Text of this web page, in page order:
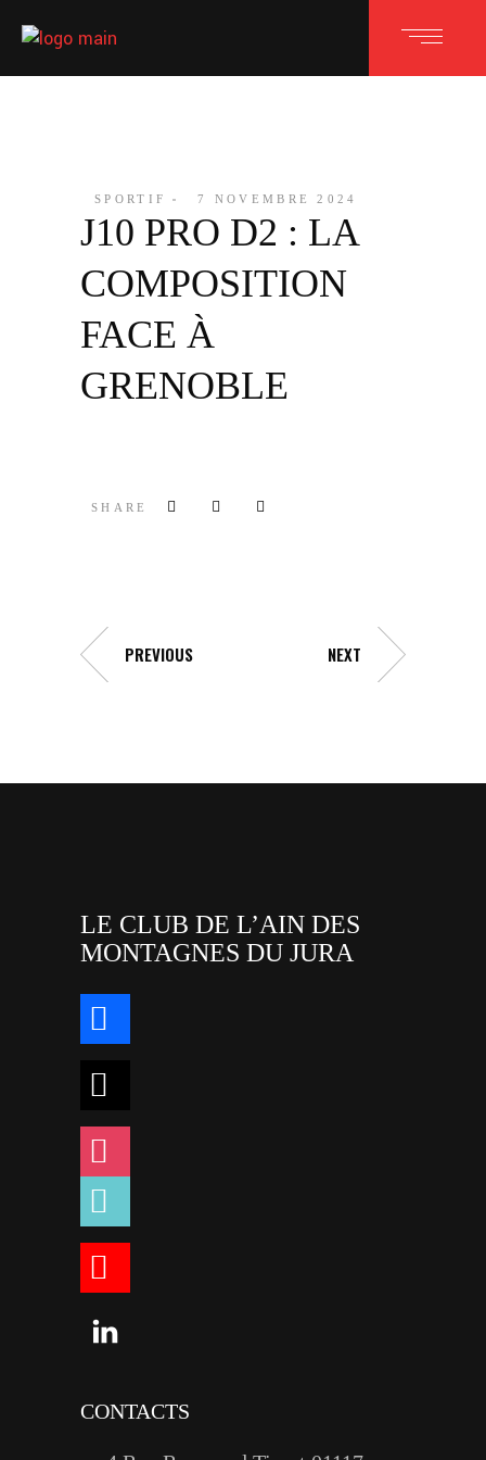
SPORTIF 7 NOVEMBRE 2024
J10 PRO D2 : LA
COMPOSITION
FACE À
GRENOBLE
SHARE
PREVIOUS NEXT
LE CLUB DE L’AIN DES
MONTAGNES DU JURA
facebook
instagram
tiktok
youtube
CONTACTS